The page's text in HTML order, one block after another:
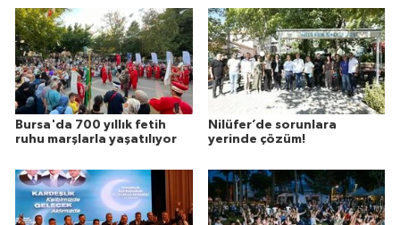
Bursa'da 700 yıllık fetih
ruhu marşlarla yaşatılıyor
Nilüfer’de sorunlara
yerinde çözüm!